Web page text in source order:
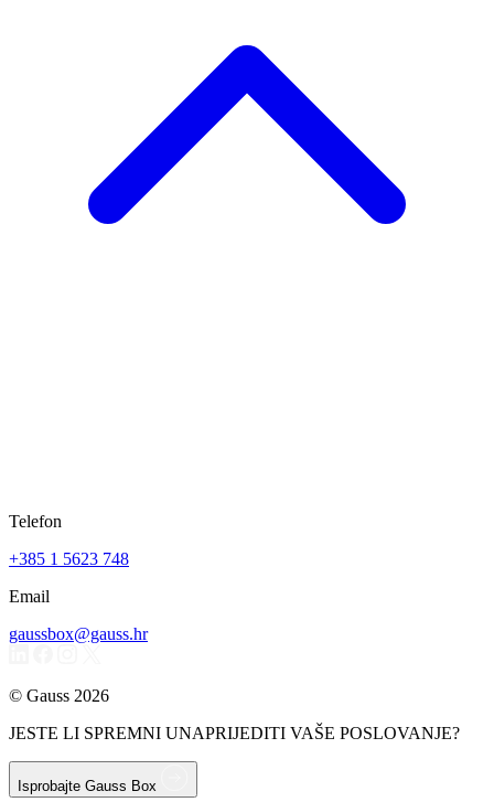
Telefon
+385 1 5623 748
Email
gaussbox@gauss.hr
© Gauss 2026
JESTE LI SPREMNI UNAPRIJEDITI VAŠE POSLOVANJE?
Isprobajte Gauss Box